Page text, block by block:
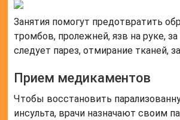
Занятия помогут предотвратить
тромбов, пролежней, язв на руке,
следует парез, отмирание тканей,
Прием медикаментов
Чтобы восстановить
инсульта, врачи назначают своим